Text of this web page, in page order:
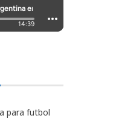
para futbol